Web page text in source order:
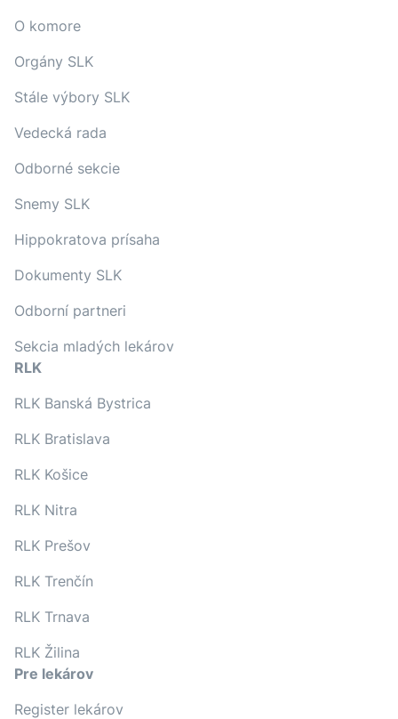
O komore
Orgány SLK
Stále výbory SLK
Vedecká rada
Odborné sekcie
Snemy SLK
Hippokratova prísaha
Dokumenty SLK
Odborní partneri
Sekcia mladých lekárov
RLK
RLK Banská Bystrica
RLK Bratislava
RLK Košice
RLK Nitra
RLK Prešov
RLK Trenčín
RLK Trnava
RLK Žilina
Pre lekárov
Register lekárov